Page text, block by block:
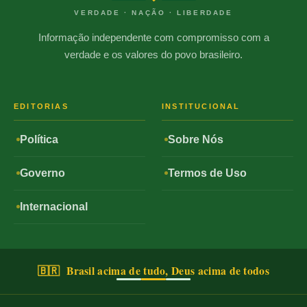
VERDADE · NAÇÃO · LIBERDADE
Informação independente com compromisso com a
verdade e os valores do povo brasileiro.
EDITORIAS
Política
Governo
Internacional
INSTITUCIONAL
Sobre Nós
Termos de Uso
🇧🇷 Brasil acima de tudo, Deus acima de todos